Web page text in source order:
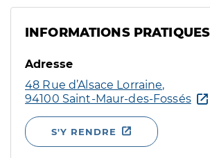
INFORMATIONS PRATIQUES
Adresse
48 Rue d’Alsace Lorraine,
94100 Saint-Maur-des-Fossés
S'Y RENDRE